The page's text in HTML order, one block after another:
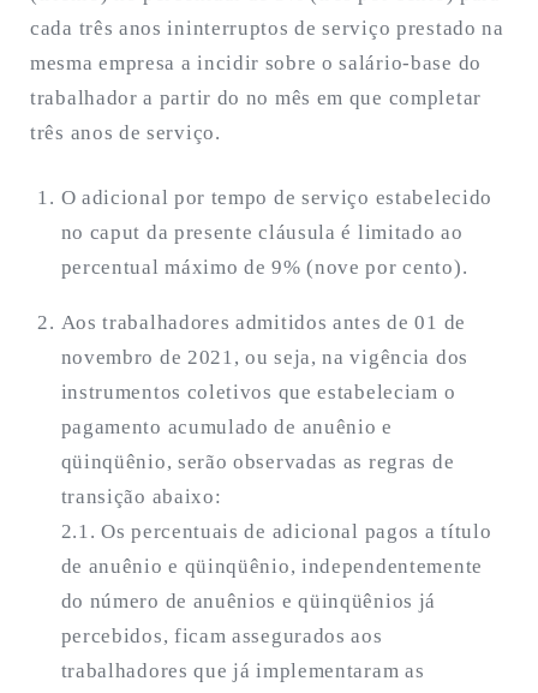
cada três anos ininterruptos de serviço prestado na
mesma empresa a incidir sobre o salário-base do
trabalhador a partir do no mês em que completar
três anos de serviço.
O adicional por tempo de serviço estabelecido
no caput da presente cláusula é limitado ao
percentual máximo de 9% (nove por cento).
Aos trabalhadores admitidos antes de 01 de
novembro de 2021, ou seja, na vigência dos
instrumentos coletivos que estabeleciam o
pagamento acumulado de anuênio e
qüinqüênio, serão observadas as regras de
transição abaixo:
2.1. Os percentuais de adicional pagos a título
de anuênio e qüinqüênio, independentemente
do número de anuênios e qüinqüênios já
percebidos, ficam assegurados aos
trabalhadores que já implementaram as